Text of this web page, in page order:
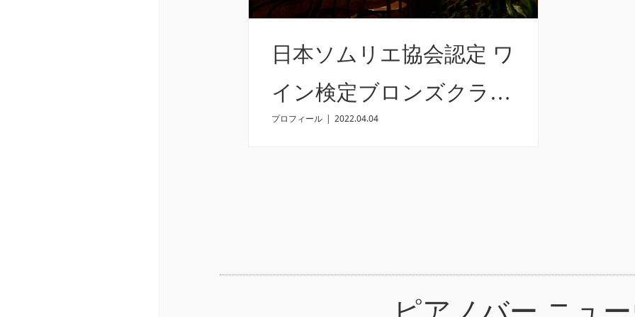
日本ソムリエ協会認定 ワ
イン検定ブロンズクラス
合格
プロフィール | 2022.04.04